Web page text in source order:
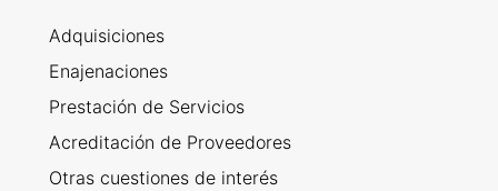
Adquisiciones
Enajenaciones
Prestación de Servicios
Acreditación de Proveedores
Otras cuestiones de interés